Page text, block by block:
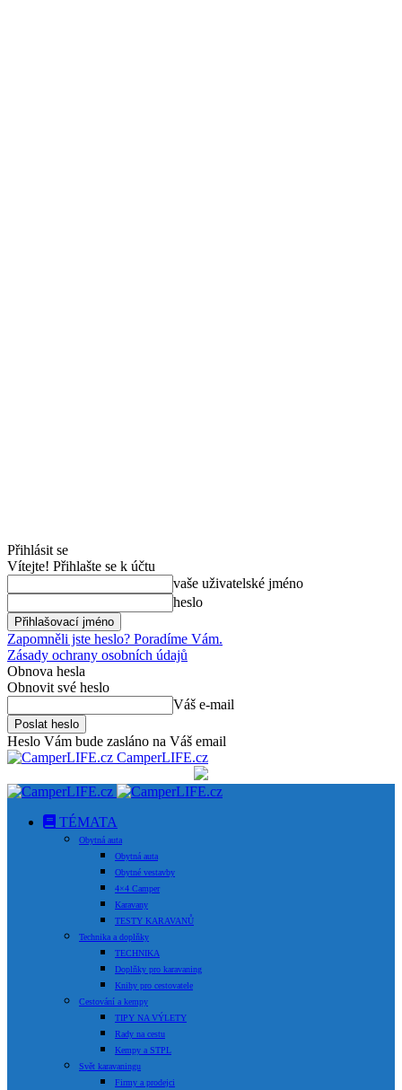
Přihlásit se
Vítejte! Přihlašte se k účtu
vaše uživatelské jméno
heslo
Zapomněli jste heslo? Poradíme Vám.
Zásady ochrany osobních údajů
Obnova hesla
Obnovit své heslo
Váš e-mail
Heslo Vám bude zasláno na Váš email
CamperLIFE.cz
TÉMATA
Obytná auta
Obytná auta
Obytné vestavby
4×4 Camper
Karavany
TESTY KARAVANŮ
Technika a doplňky
TECHNIKA
Doplňky pro karavaning
Knihy pro cestovatele
Cestování a kempy
TIPY NA VÝLETY
Rady na cestu
Kempy a STPL
Svět karavaningu
Firmy a prodejci